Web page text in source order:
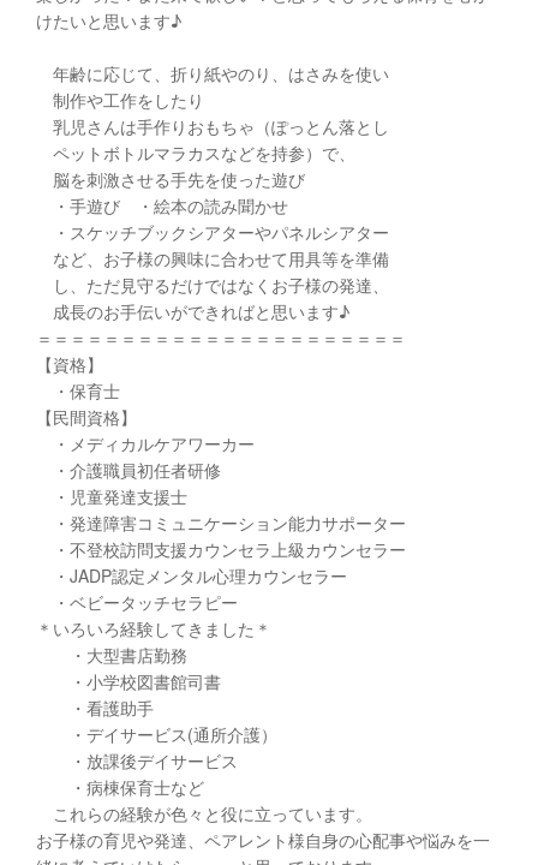
けたいと思います♪
年齢に応じて、折り紙やのり、はさみを使い
制作や工作をしたり
乳児さんは手作りおもちゃ（ぽっとん落とし
ペットボトルマラカスなどを持参）で、
脳を刺激させる手先を使った遊び
・手遊び ・絵本の読み聞かせ
・スケッチブックシアターやパネルシアター
など、お子様の興味に合わせて用具等を準備
し、ただ見守るだけではなくお子様の発達、
成長のお手伝いができればと思います♪
＝＝＝＝＝＝＝＝＝＝＝＝＝＝＝＝＝＝＝＝＝＝
【資格】
・保育士
【民間資格】
・メディカルケアワーカー
・介護職員初任者研修
・児童発達支援士
・発達障害コミュニケーション能力サポーター
・不登校訪問支援カウンセラ上級カウンセラー
・JADP認定メンタル心理カウンセラー
・ベビータッチセラピー
＊いろいろ経験してきました＊
・大型書店勤務
・小学校図書館司書
・看護助手
・デイサービス(通所介護）
・放課後デイサービス
・病棟保育士など
これらの経験が色々と役に立っています。
お子様の育児や発達、ペアレント様自身の心配事や悩みを一